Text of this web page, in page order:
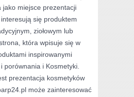
SKÓRA
PROBLEMATYCZNA
jako miejsce prezentacji
się produktem
ziołowym lub
która wpisuje się w
inspirowanymi
porównania i Kosmetyki.
prezentacja kosmetyków
może zainteresować